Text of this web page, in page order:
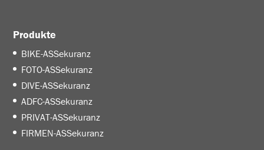
Produkte
BIKE-ASSekuranz
FOTO-ASSekuranz
DIVE-ASSekuranz
ADFC-ASSekuranz
PRIVAT-ASSekuranz
FIRMEN-ASSekuranz